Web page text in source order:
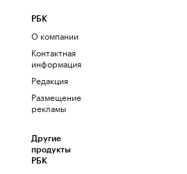
РБК
О компании
Контактная
информация
Редакция
Размещение
рекламы
Другие
продукты
РБК